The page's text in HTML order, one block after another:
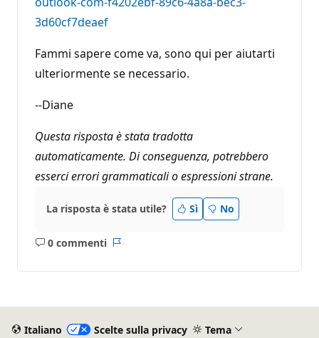
3d60cf7deaef
Fammi sapere come va, sono qui per aiutarti
ulteriormente se necessario.
--Diane
Questa risposta è stata tradotta
automaticamente. Di conseguenza, potrebbero
esserci errori grammaticali o espressioni strane.
La risposta è stata utile? Sì No
0 commenti
Nessun
Italiano Scelte sulla privacy Tema